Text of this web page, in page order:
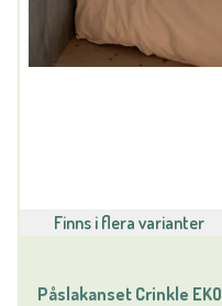
Finns i flera varianter
Påslakanset Crinkle EKO